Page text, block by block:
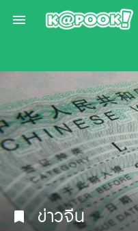

bookmark ข่าวจีน